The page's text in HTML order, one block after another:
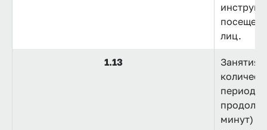
лиц.
1.13
Занятия
период 1
минут)